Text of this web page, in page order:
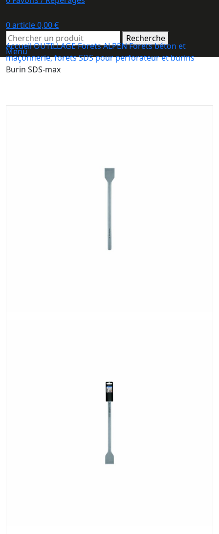
0article0,00€
Recherche
Menu
AccueilOUTILLAGEForets ALPENForets béton et
maçonnerie, forets SDS pour perforateur et burins
Burin SDS-max